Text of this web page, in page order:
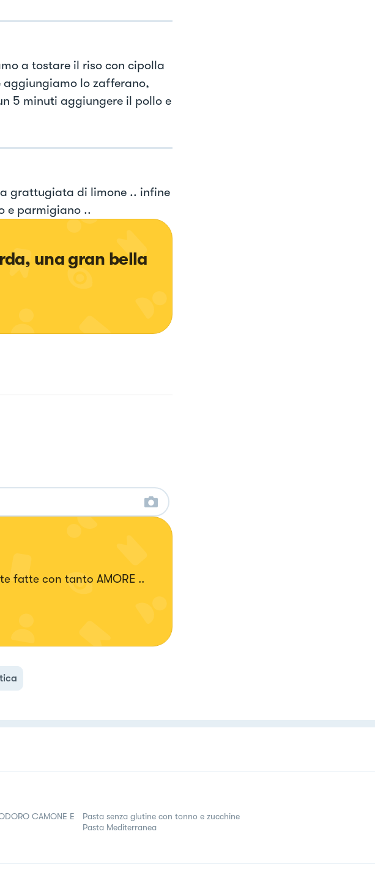
a tostare il riso con cipolla
aggiungiamo lo zafferano,
5 minuti aggiungere il pollo e
grattugiata di limone .. infine
e parmigiano ..
una gran bella
fatte con tanto AMORE ..
CAMONE E
Pasta senza glutine con tonno e zucchine
Pasta Mediterranea